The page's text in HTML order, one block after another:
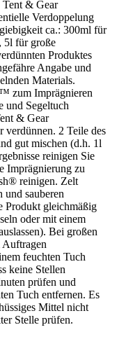
& Gear
Verdoppelung
ca.: 300ml für
5l für große
Produktes
Angabe und
Materials.
zum Imprägnieren
und Segeltuch
& Gear
verdünnen. 2 Teile des
gut mischen (d.h. 1l
reinigen Sie
Imprägnierung zu
reinigen. Zelt
und sauberen
Produkt gleichmäßig
oder mit einem
Bei großen
feuchten Tuch
keine Stellen
prüfen und
Tuch entfernen. Es
Mittel nicht
Stelle prüfen.